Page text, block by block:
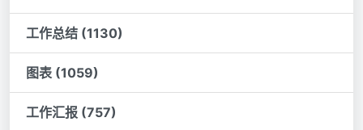
工作总结 (1130)
图表 (1059)
工作汇报 (757)